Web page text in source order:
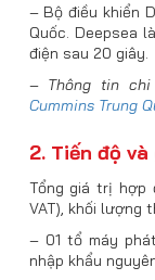
– Bộ điều khiển
Quốc. Deepsea là
điện sau 20 giây.
– Thông tin
Cummins Trung
2. Tiến độ
Tổng giá trị hợp
VAT), khối lượng
– 01 tổ máy
nhập khẩu